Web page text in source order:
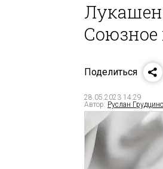
Союзное
Поделиться
28.05.2023 14:29
Автор: Руслан